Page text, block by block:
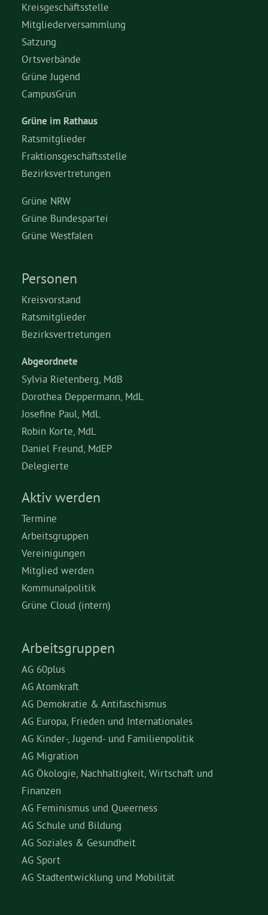
Kreisgeschäftsstelle
Mitgliederversammlung
Satzung
Ortsverbände
Grüne Jugend
CampusGrün
Grüne im Rathaus
Ratsmitglieder
Fraktionsgeschäftsstelle
Bezirksvertretungen
Grüne NRW
Grüne Bundespartei
Grüne Westfalen
Personen
Kreisvorstand
Ratsmitglieder
Bezirksvertretungen
Abgeordnete
Sylvia Rietenberg, MdB
Dorothea Deppermann, MdL
Josefine Paul, MdL
Robin Korte, MdL
Daniel Freund, MdEP
Delegierte
Aktiv werden
Termine
Arbeitsgruppen
Vereinigungen
Mitglied werden
Kommunalpolitik
Grüne Cloud (intern)
Arbeitsgruppen
AG 60plus
AG Atomkraft
AG Demokratie & Antifaschismus
AG Europa, Frieden und Internationales
AG Kinder-, Jugend- und Familienpolitik
AG Migration
AG Ökologie, Nachhaltigkeit, Wirtschaft und
Finanzen
AG Feminismus und Queerness
AG Schule und Bildung
AG Soziales & Gesundheit
AG Sport
AG Stadtentwicklung und Mobilität